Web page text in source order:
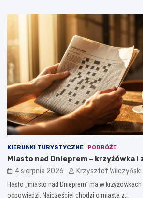
KIERUNKI TURYSTYCZNE PODRÓŻE
Miasto nad Dnieprem – krzyżówka i
4 sierpnia 2026 Krzysztof Wilczyński
Hasło „miasto nad Dnieprem” ma w
odpowiedzi. Najczęściej chodzi o miasta z…